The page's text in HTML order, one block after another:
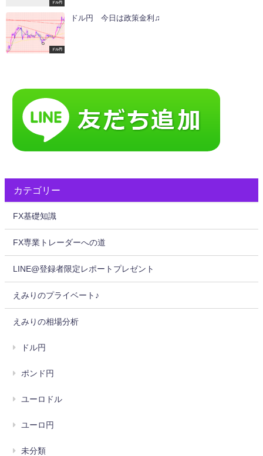
ドル円
ドル円
ドル円 今日は政策金利♫
カテゴリー
FX基礎知識
FX専業トレーダーへの道
LINE@登録者限定レポートプレゼント
えみりのプライベート♪
えみりの相場分析
ドル円
ポンド円
ユーロドル
ユーロ円
未分類